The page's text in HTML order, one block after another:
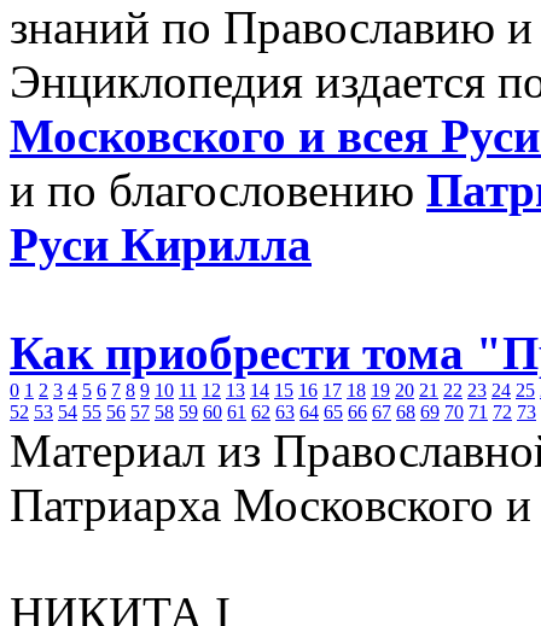
знаний по Православию
Энциклопедия издается
Московского и всея
и по благословению
Руси Кирилла
Как приобрести тома
0 1 2 3 4 5 6 7 8 9 10 11 12 13 14 15 16 17 18 19 20 21 22 23 24 25
52 53 54 55 56 57 58 59 60 61 62 63 64 65 66 67 68 69 70 71 72 73
Материал из
Патриарха Московского
НИКИТА I